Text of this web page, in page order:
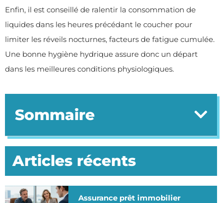
Enfin, il est conseillé de ralentir la consommation de
liquides dans les heures précédant le coucher pour
limiter les réveils nocturnes, facteurs de fatigue cumulée.
Une bonne hygiène hydrique assure donc un départ
dans les meilleures conditions physiologiques.
Sommaire
Articles récents
Assurance prêt immobilier